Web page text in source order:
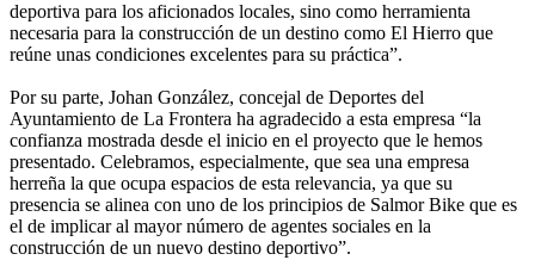
deportiva para los aficionados locales, sino como herramienta
necesaria para la construcción de un destino como El Hierro que
reúne unas condiciones excelentes para su práctica”.
Por su parte, Johan González, concejal de Deportes del
Ayuntamiento de La Frontera ha agradecido a esta empresa “la
confianza mostrada desde el inicio en el proyecto que le hemos
presentado. Celebramos, especialmente, que sea una empresa
herreña la que ocupa espacios de esta relevancia, ya que su
presencia se alinea con uno de los principios de Salmor Bike que es
el de implicar al mayor número de agentes sociales en la
construcción de un nuevo destino deportivo”.